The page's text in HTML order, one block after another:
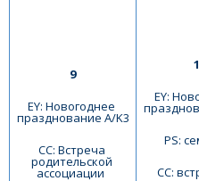
9
EY: Новогоднее
празднование A/K3
СС: Встреча
родительской
ассоциации
EY:
PS:
СС: